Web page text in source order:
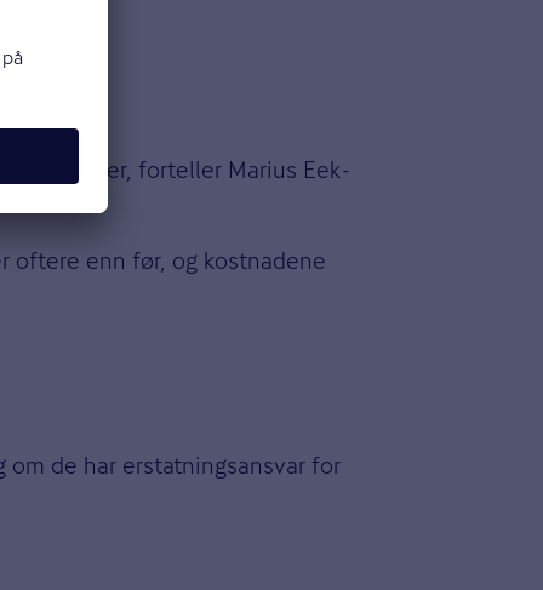
forteller Marius Eek-
oftere enn før, og kostnadene
de har erstatningsansvar for